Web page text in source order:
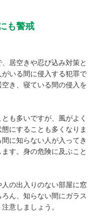
も警戒
居空きや忍び込み対策と
いる間に侵入する犯罪で
き、寝ている間の侵入を
も多いですが、風がよく
にすることも多くなりま
に知らない人が入ってき
す。身の危険に及ぶこと
の出入りのない部屋に窓
ん、知らない間にガラス
意しましょう。